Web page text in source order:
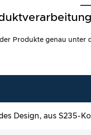
Produkte genau
Design, aus S235-